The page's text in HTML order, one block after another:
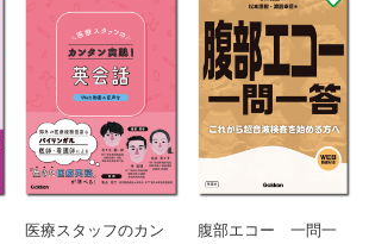
プロマジン（抗精神病薬）による肝障害が疑
ント
害（DKI）とは
AKI）の定義
害（DKI）の分類
医療スタッフのカン
腹部エコー 一問一